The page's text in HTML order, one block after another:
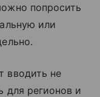
попросить
или
вводить не
для регионов и